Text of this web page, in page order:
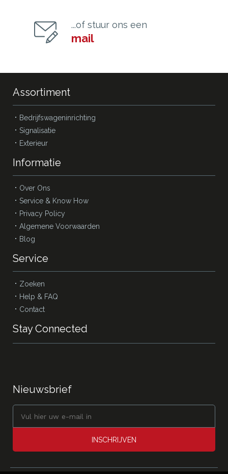
...of stuur ons een
mail
Assortiment
Bedrijfswageninrichting
Signalisatie
Exterieur
Informatie
Over Ons
Service & Know How
Privacy Policy
Algemene Voorwaarden
Blog
Service
Zoeken
Help & FAQ
Contact
Stay Connected
Nieuwsbrief
INSCHRIJVEN